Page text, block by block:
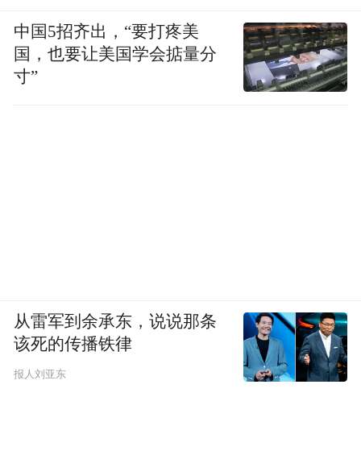
中国5招齐出，“要打疼美
国，也要让美国学会掂量分
寸”
从雷军到余承东，说说那条
该死的传播铁律
报人刘亚东